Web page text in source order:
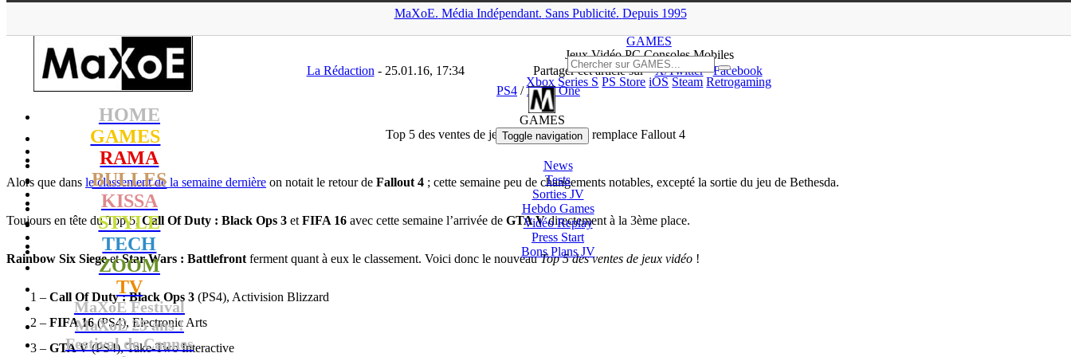
MaXoE. Média Indépendant. Sans Publicité. Depuis 1995
HOME
GAMES
RAMA
BULLES
KISSA
STYLE
TECH
ZOOM
TV
MaXoE Festival
MaXoE 25 ans !
Festival de Cannes
GAMES
JeuxVidéoPC Consoles Mobiles
Xbox Series S PS Store iOS Steam Retrogaming
GAMES
Toggle navigation
News
Tests
SortiesJV
Hebdo Games
VidéoReplay
Press Start
Bons PlansJV
▲
La Rédaction - 25.01.16, 17:34 Partager cet article sur X/Twitter
Facebook
PS4 /Xbox One
Top 5 des ventes de jeux vidéo : GTA V remplace Fallout 4
Alors que dans le classement de la semaine dernière on notait le retour de Fallout 4 ; cette semaine peu de changements notables, excepté la sortie du jeu de Bethesda.
Toujours en tête du Top 5,Call Of Duty : Black Ops 3 et FIFA 16 avec cette semaine l’arrivée de GTA Vdirectement à la 3ème place.
Rainbow Six SiegeetStar Wars : Battlefront ferment quant à eux le classement. Voici donc le nouveauTop 5 des ventes de jeux vidéo !
1 – Call Of Duty : Black Ops 3 (PS4), Activision Blizzard
2 – FIFA 16(PS4), Electronic Arts
3 – GTA V(PS4), Take-Two Interactive